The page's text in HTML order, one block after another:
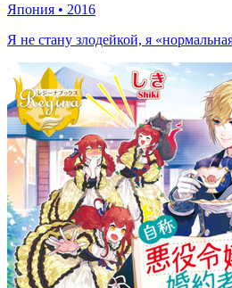
Япония • 2016
Я не стану злодейкой, я